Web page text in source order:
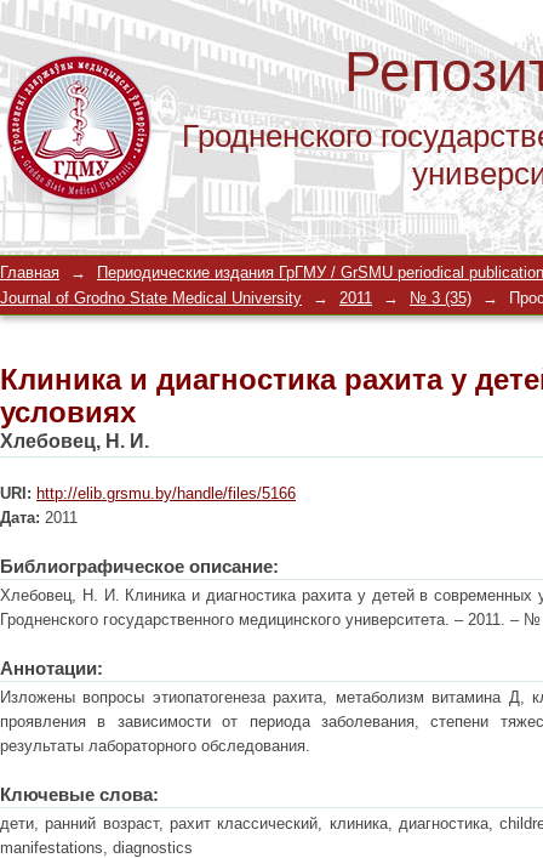
Гродненского
Клиника и диагностика рахита у
Главная →
Периодические издания ГрГМУ / GrSMU periodical
Journal of Grodno State Medical University
→ 2011 → № 3 (35) →
Клиника и диагностика рахита у
условиях
Хлебовец, Н. И.
URI: http://elib.grsmu.by/handle/files/5166
Дата: 2011
Библиографическое описание:
Хлебовец, Н. И. Клиника и диагностика рахита у детей в
Гродненского государственного медицинского университета. – 2011. –
Аннотации:
Изложены вопросы этиопатогенеза рахита, метаболизм витамина Д,
проявления в зависимости от периода заболевания, степени
результаты лабораторного обследования.
Ключевые слова:
дети, ранний возраст, рахит классический, клиника, диагностика,
manifestations, diagnostics